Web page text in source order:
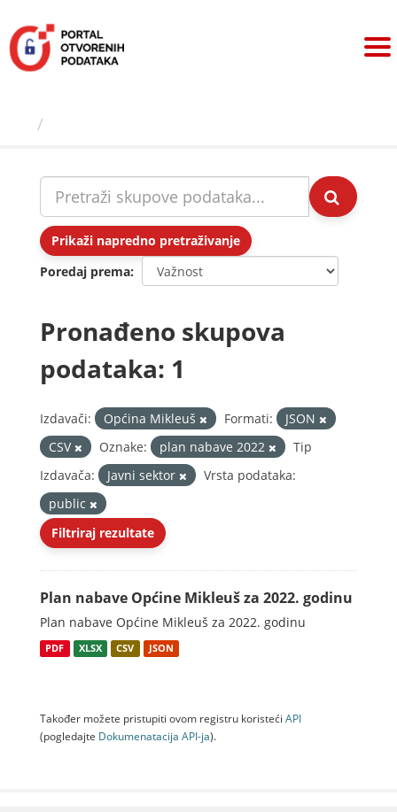
sadržaj
Prikaži napredno pretraživanje
Poredaj prema
Pronađeno skupova
podataka: 1
Izdavači: Općina Mikleuš Formati:
JSON
CSV
Oznake: plan nabave 2022
Tip
Izdavača:
Javni sektor
Vrsta podataka:
public
Filtriraj rezultate
Plan nabave Općine Mikleuš za 2022. godinu
Plan nabave Općine Mikleuš za 2022. godinu
PDF XLSX CSV JSON
Također možete pristupiti ovom registru koristeći API
(pogledajte Dokumenаtаcijа API-jа).